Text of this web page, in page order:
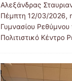
Αλεξάνδρας
Πέμπτη 12/03/2026,
Γυμνασίου
Πολιτιστικό Κέντρο